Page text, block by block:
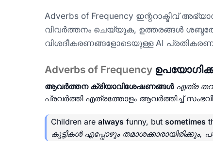
Adverbs of Frequency ഇന്ററാക്ടീവ്
വിവർത്തനം ചെയ്യുക, ഉത്തരങ്ങൾ
വിശദീകരണങ്ങളോടെയുള്ള AI
Adverbs of Frequency
ആവർത്തന ക്രിയാവിശേഷണങ്ങൾ എത്ര
പ്രവർത്തി എത്രത്തോളം ആവർത്തിച്ച്
Children are always funny, but sometimes
കുട്ടികൾ എപ്പോഴും